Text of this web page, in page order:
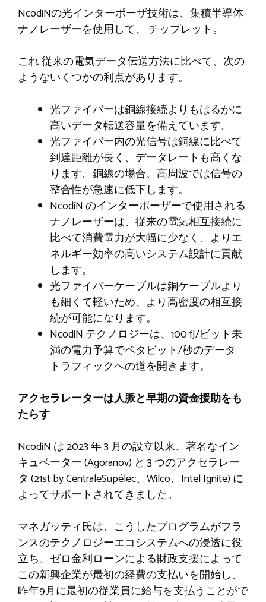
NcodiNの光インターポーザ技術は、集積半導体
ナノレーザーを使用して、 チップレット。
これ従来の電気データ伝送方法に比べて、次の
ようないくつかの利点があります。
光ファイバーは銅線接続よりもはるかに
高いデータ転送容量を備えています。
光ファイバー内の光信号は銅線に比べて
到達距離が長く、データレートも高くな
ります。銅線の場合、高周波では信号の
整合性が急速に低下します。
NcodiN のインターポーザーで使用される
ナノレーザーは、従来の電気相互接続に
比べて消費電力が大幅に少なく、よりエ
ネルギー効率の高いシステム設計に貢献
します。
光ファイバーケーブルは銅ケーブルより
も細くて軽いため、より高密度の相互接
続が可能になります。
NcodiN テクノロジーは、100 fJ/ビット未
満の電力予算でペタビット/秒のデータ
トラフィックへの道を開きます。
アクセラレーターは人脈と早期の資金援助をも
たらす
NcodiN は 2023 年 3 月の設立以来、著名なイン
キュベーター (Agoranov) と 3 つのアクセラレー
タ (21st by CentraleSupélec、Wilco、Intel Ignite) に
よってサポートされてきました。
マネガッティ氏は、こうしたプログラムがフラ
ンスのテクノロジーエコシステムへの浸透に役
立ち、ゼロ金利ローンによる財政支援によって
この新興企業が最初の経費の支払いを開始し、
昨年9月に最初の従業員に給与を支払うことがで